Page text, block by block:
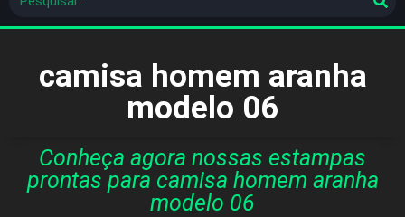
camisa homem aranha
modelo 06
Conheça agora nossas estampas
prontas para camisa homem aranha
modelo 06